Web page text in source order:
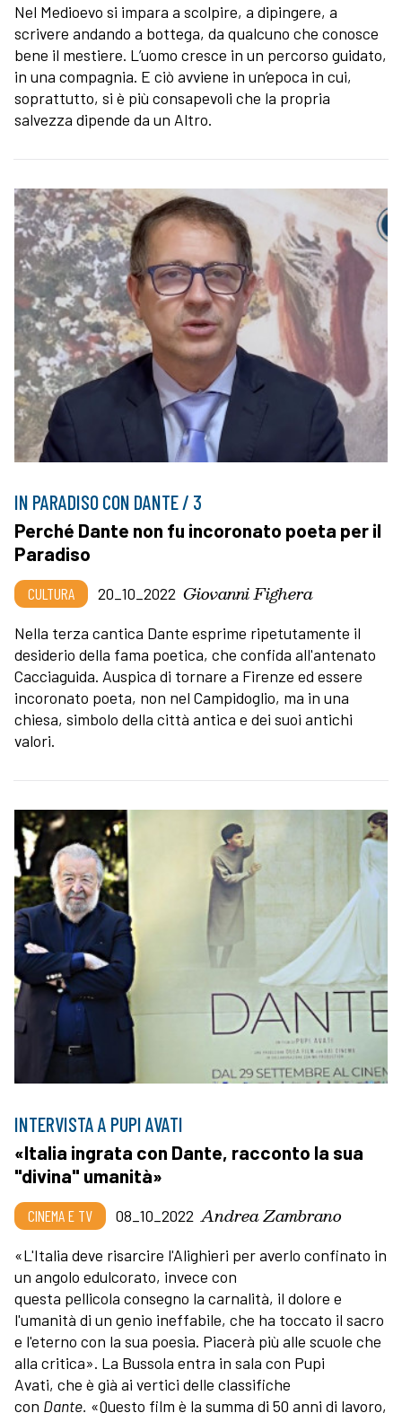
Nel Medioevo si impara a scolpire, a dipingere, a
scrivere andando a bottega, da qualcuno che conosce
bene il mestiere. L’uomo cresce in un percorso guidato,
in una compagnia. E ciò avviene in un’epoca in cui,
soprattutto, si è più consapevoli che la propria
salvezza dipende da un Altro.
IN PARADISO CON DANTE / 3
Perché Dante non fu incoronato poeta per il
Paradiso
CULTURA 20_10_2022 Giovanni Fighera
Nella terza cantica Dante esprime ripetutamente il
desiderio della fama poetica, che confida all'antenato
Cacciaguida. Auspica di tornare a Firenze ed essere
incoronato poeta, non nel Campidoglio, ma in una
chiesa, simbolo della città antica e dei suoi antichi
valori.
INTERVISTA A PUPI AVATI
«Italia ingrata con Dante, racconto la sua
"divina" umanità»
CINEMA E TV 08_10_2022 Andrea Zambrano
«L'Italia deve risarcire l'Alighieri per averlo confinato in
un angolo edulcorato, invece con
questa pellicola consegno la carnalità, il dolore e
l'umanità di un genio ineffabile, che ha toccato il sacro
e l'eterno con la sua poesia. Piacerà più alle scuole che
alla critica». La Bussola entra in sala con Pupi
Avati, che è già ai vertici delle classifiche
con Dante. «Questo film è la summa di 50 anni di lavoro,